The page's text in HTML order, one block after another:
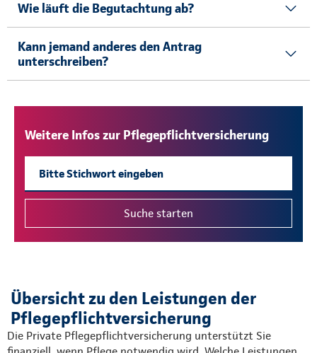
Wie läuft die Begutachtung ab?
Kann jemand anderes den Antrag
unterschreiben?
Weitere Infos zur Pflegepflichtversicherung
Übersicht zu den Leistungen der
Pflegepflichtversicherung
Die Private Pflegepflichtversicherung unterstützt Sie